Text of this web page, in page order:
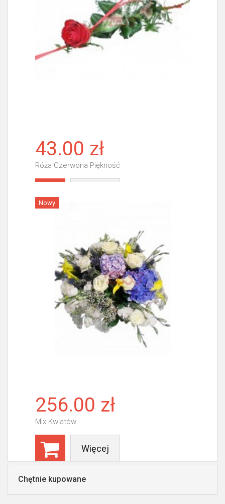
43.00 zł
Róża Czerwona Piękność
Nowy
256.00 zł
Mix Kwiatów
Więcej
Chętnie kupowane